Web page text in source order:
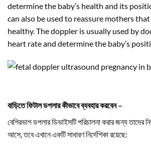
determine the baby’s health and its
can also be used to reassure mothers
healthy. The doppler is usually used by
heart rate and determine the baby’s
বাড়িতে ফিটাল ডপলার কীভাবে ব্যবহার করবেন –
বেশিরভাগ ডপলার ডিভাইসটি পরিচালনা করার জন্য তাদের
আসে, তবে এখানে একটি সাধারণ নির্দেশিকা রয়েছে: